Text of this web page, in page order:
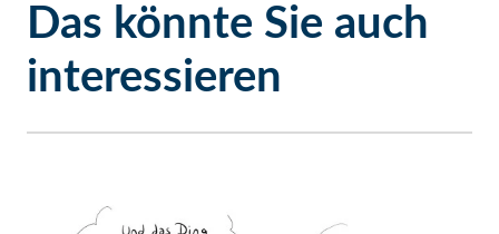
Das könnte Sie auch
interessieren